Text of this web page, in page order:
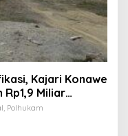
Kajari Konawe
Miliar
Polhukam